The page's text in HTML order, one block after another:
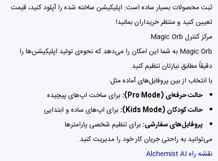
ثبت محصولات بسیار ساده است: اپلیکیشن ساخته شده را آپلود کنید، قیمت
تعیین کنید و منتظر خریداران بمانید!
مرکز کنترل Magic Orb
Magic Orb به شما این امکان را می‌دهد که نحوه‌ی تولید اپلیکیشن‌ها را
دقیقاً مطابق نیازتان تنظیم کنید.
با انتخاب از بین پروفایل‌های آماده مثل:
حالت حرفه‌ای (Pro Mode):
برای ساخت اپ‌های پیچیده
حالت کودکان (Kids Mode):
برای اپ‌های ساده و ابتدایی
پروفایل‌های سفارشی: برای تنظیم شخصی پارامترها
می‌توانید به راحتی جریان کار خود را مدیریت کنید.
نقشه راه Alchemist AI